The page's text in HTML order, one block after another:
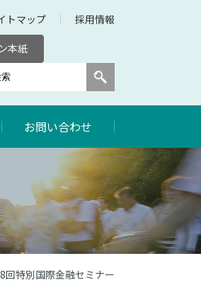
トマップ 採用情報
本紙
お問い合わせ
回特別国際金融セミナー